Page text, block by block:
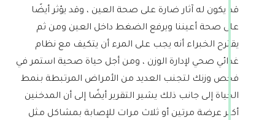
قد يكون له آثار ضارة على صحة العين ، وقد يؤثر أيضًا
على صحة أعيننا ويرفع الضغط داخل العين ومن ثم
يقترح الخبراء أنه يجب على المرء أن يتكيف مع نظام
غذائي صحي لإدارة الوزن ، ومن أجل حياة صحية استمر في
فحص وزنك لتجنب العديد من الأمراض المرتبطة بنمط
الحياة إلى جانب ذلك يشير التقرير أيضًا إلى أن المدخنين
أكثر عرضة مرتين أو ثلاث مرات للإصابة بمشاكل مثل